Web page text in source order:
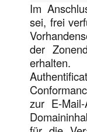
Im
sei, frei
der
erhalten.
zur E-